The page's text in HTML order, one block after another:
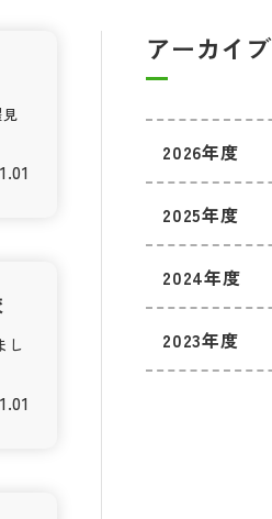
し
アーカイブ
2026年度
2025年度
2024年度
2023年度